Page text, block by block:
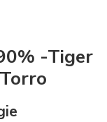
-Tiger